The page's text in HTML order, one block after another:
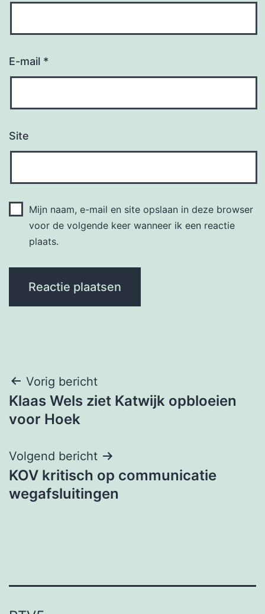
E-mail *
Site
Mijn naam, e-mail en site opslaan in deze browser
voor de volgende keer wanneer ik een reactie
plaats.
Bericht
navigatie
Vorig bericht
Klaas Wels ziet Katwijk opbloeien
voor Hoek
Volgend bericht
KOV kritisch op communicatie
wegafsluitingen